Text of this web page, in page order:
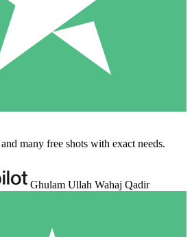
many free shots with exact needs.
Ghulam Ullah Wahaj Qadir